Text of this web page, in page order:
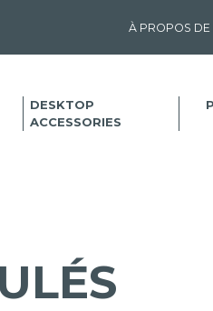
À PROPOS DE
DESKTOP
ACCESSORIES